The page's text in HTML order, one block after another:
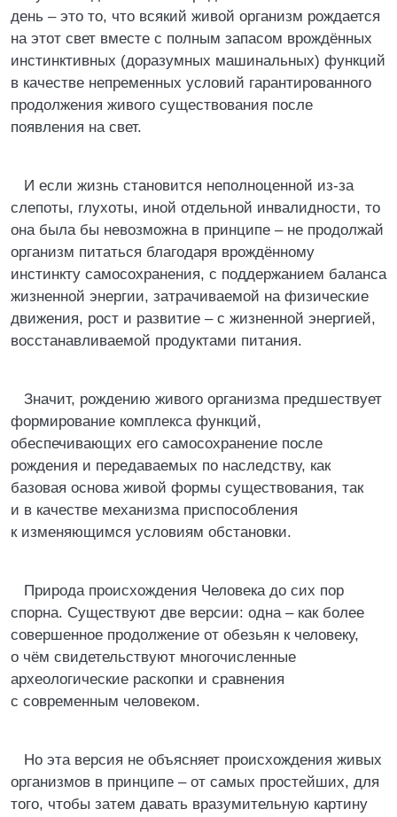
день – это то, что всякий живой организм рождается
на этот свет вместе с полным запасом врождённых
инстинктивных (доразумных машинальных) функций
в качестве непременных условий гарантированного
продолжения живого существования после
появления на свет.
И если жизнь становится неполноценной из-за
слепоты, глухоты, иной отдельной инвалидности, то
она была бы невозможна в принципе – не продолжай
организм питаться благодаря врождённому
инстинкту самосохранения, с поддержанием баланса
жизненной энергии, затрачиваемой на физические
движения, рост и развитие – с жизненной энергией,
восстанавливаемой продуктами питания.
Значит, рождению живого организма предшествует
формирование комплекса функций,
обеспечивающих его самосохранение после
рождения и передаваемых по наследству, как
базовая основа живой формы существования, так
и в качестве механизма приспособления
к изменяющимся условиям обстановки.
Природа происхождения Человека до сих пор
спорна. Существуют две версии: одна – как более
совершенное продолжение от обезьян к человеку,
о чём свидетельствуют многочисленные
археологические раскопки и сравнения
с современным человеком.
Но эта версия не объясняет происхождения живых
организмов в принципе – от самых простейших, для
того, чтобы затем давать вразумительную картину